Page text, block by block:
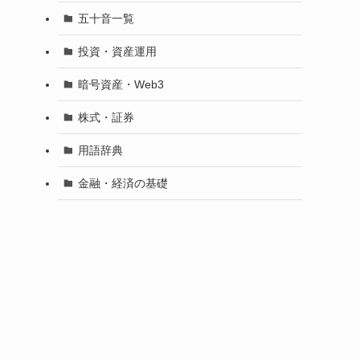
五十音一覧
投資・資産運用
暗号資産・Web3
株式・証券
用語辞典
金融・経済の基礎